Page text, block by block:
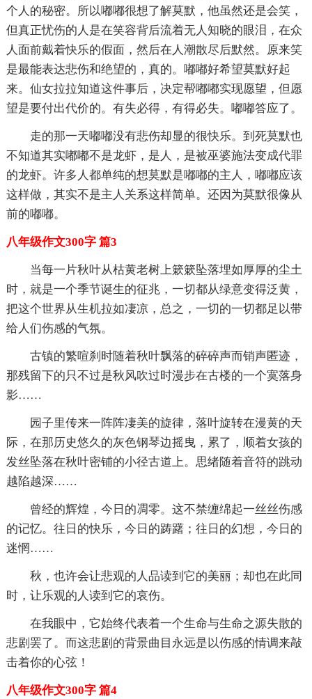
个人的秘密。所以嘟嘟很想了解莫默，他虽然还是会笑，
但真正忧伤的人是在笑容背后流着无人知晓的眼泪，在众
人面前戴着快乐的假面，然后在人潮散尽后默然。原来笑
是最能表达悲伤和绝望的，真的。嘟嘟好希望莫默好起
来。仙女拉拉知道这件事后，决定帮嘟嘟实现愿望，但愿
望是要付出代价的。有失必得，有得必失。嘟嘟答应了。
走的那一天嘟嘟没有悲伤却显的很快乐。到死莫默也
不知道其实嘟嘟不是龙虾，是人，是被巫婆施法变成代罪
的龙虾。许多人都单纯的想莫默是嘟嘟的主人，嘟嘟应该
这样做，其实不是主人关系这样简单。还因为莫默很像从
前的嘟嘟。
八年级作文300字 篇3
当每一片秋叶从枯黄老树上簌簌坠落埋如厚厚的尘土
时，就是一个季节诞生的征兆，一切都从绿意变得泛黄，
把这个世界从生机拉如凄凉，总之，一切的一切都足以带
给人们伤感的气氛。
古镇的繁喧刹时随着秋叶飘落的碎碎声而销声匿迹，
那残留下的只不过是秋风吹过时漫步在古楼的一个寞落身
影……
园子里传来一阵阵凄美的旋律，落叶旋转在漫黄的天
际，在那历史悠久的灰色钢琴边摇曳，累了，顺着女孩的
发丝坠落在秋叶密铺的小径古道上。思绪随着音符的跳动
越陷越深……
曾经的辉煌，今日的凋零。这不禁缠绵起一丝丝伤感
的记忆。往日的快乐，今日的踌躇；往日的幻想，今日的
迷惘……
秋，也许会让悲观的人品读到它的美丽；却也在此同
时，让乐观的人读到它的哀伤。
在我眼中，它始终代表着一个生命与生命之源失散的
悲剧罢了。而这悲剧的背景曲目永远是以伤感的情调来敲
击着你的心弦！
八年级作文300字 篇4